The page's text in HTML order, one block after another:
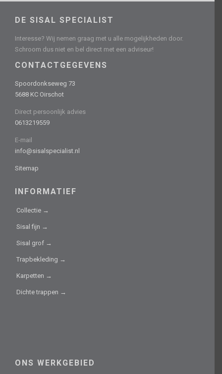
DE SISAL SPECIALIST
Interesse? Wij nemen graag met u alle mogelijkheden door.
Schroom dus niet en bel direct met een adviseur!
CONTACTGEGEVENS
Spoordonkseweg 73
5688 KC Oirschot
Direct persoonlijk advies
0613219559
E-mail
info@sisalspecialist.nl
Sitemap
INFORMATIEF
Collectie →
Sisal fijn →
Sisal grof →
Trapbekleding →
Karpetten →
Dichte trappen →
ONS WERKGEBIED